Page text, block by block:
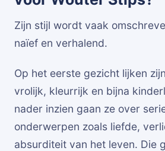
Zijn stijl wordt vaak
naïef en verhalend.
Op het eerste gezicht lijken
vrolijk, kleurrijk en bijna
nader inzien gaan ze over
onderwerpen zoals liefde,
absurditeit van het leven. Die